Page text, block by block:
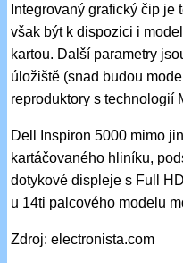
Integrovaný grafický čip
však být k dispozici i
kartou. Další parametry
úložiště (snad budou
reproduktory s technologií
Dell Inspiron 5000 mimo
kartáčovaného hliníku,
dotykové displeje s Full
u 14ti palcového modelu
Zdroj: electronista.com